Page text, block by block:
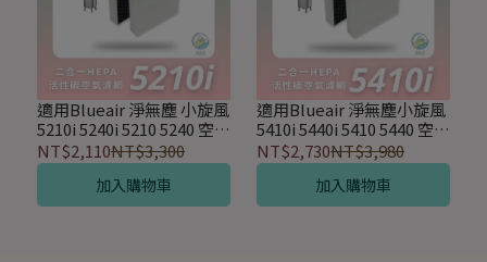
適用Blueair 淨無塵 小旋風
5210i 5240i 5210 5240 空氣
清淨機 HEPA 活性碳2合1
濾網-2入組
NT$2,110NT$3,300
加入購物車
適用Blueair 淨無塵小旋風
5410i 5440i 5410 5440 空氣
清淨機 HEPA活性碳2合1濾
網-2入組
NT$2,730NT$3,980
加入購物車